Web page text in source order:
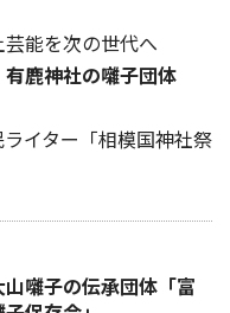
芸能を次の世代へ
鹿神社の囃子団体
イター「相模国神社祭
山囃子の伝承団体「富